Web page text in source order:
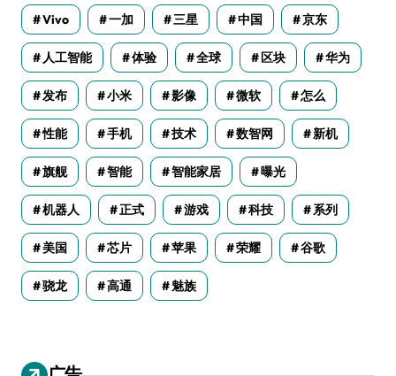
Vivo 一加 三星 中国 京东
人工智能 体验 全球 区块 华为
发布 小米 影像 微软 怎么
性能 手机 技术 数智网 新机
旗舰 智能 智能家居 曝光
机器人 正式 游戏 科技 系列
美国 芯片 苹果 荣耀 谷歌
骁龙 高通 魅族